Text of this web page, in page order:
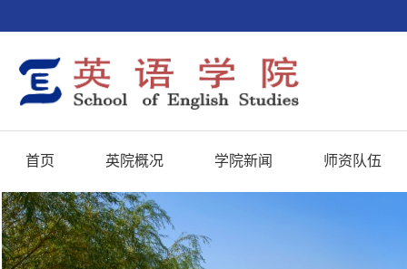
首页 英院概况 学院新闻 师资队伍